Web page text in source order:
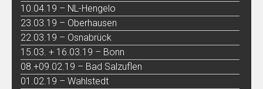
10.04.19 – NL-Hengelo
23.03.19 – Oberhausen
22.03.19 – Osnabrück
15.03. + 16.03.19 – Bonn
08.+09.02.19 – Bad Salzuflen
01.02.19 – Wahlstedt